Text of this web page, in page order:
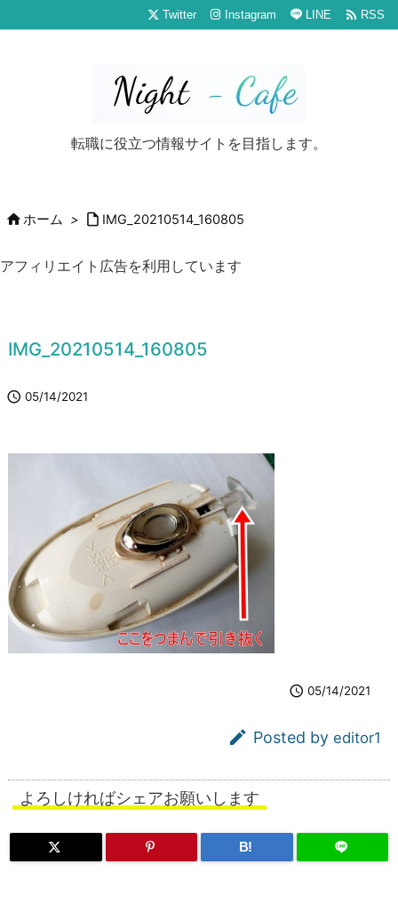
Twitter Instagram LINE  RSS
転職に役立つ情報サイトを目指します。
ホーム >  IMG_20210514_160805
アフィリエイト広告を利用しています
IMG_20210514_160805
 05/14/2021
 05/14/2021
 Posted by editor1
よろしければシェアお願いします
B!